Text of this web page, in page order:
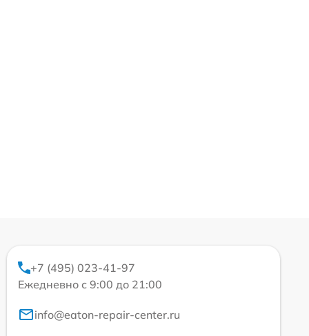
+7 (495) 023-41-97
Ежедневно с 9:00 до 21:00
info@eaton-repair-center.ru